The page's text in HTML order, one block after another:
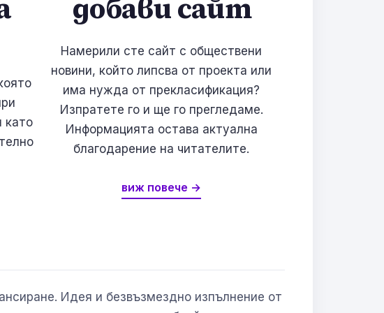
като
добави сайт
Намерили сте сайт с обществени
новини, който липсва от проекта или
има нужда от прекласификация?
Изпратете го и ще го прегледаме.
Информацията остава актуална
благодарение на читателите.
виж повече →
Идея и безвъзмездно изпълнение от